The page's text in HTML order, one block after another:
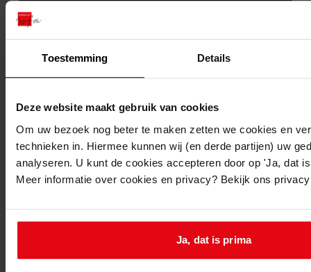
Toestemming Details
Deze website maakt gebruik van cookies
Om uw bezoek nog beter te maken zetten we cookies en
technieken in. Hiermee kunnen wij (en derde partijen) uw
analyseren. U kunt de cookies accepteren door op 'Ja, dat
Meer informatie over cookies en privacy? Bekijk ons
Ja, dat is prima
Printen